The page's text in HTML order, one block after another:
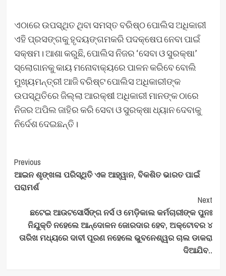
ଏଠାରେ ଉପସ୍ଥିତ ଥିବା ସମସ୍ତ ବରିଷ୍ଠ ପୋଲିସ ଅଧିକାରୀ
ଏହି ପ୍ରସଙ୍ଗକୁ ହୃଦୟଙ୍ଗମକରି ପଦକ୍ଷେପ ନେବା ପାଇଁ
ସକ୍ଷମ। ଆଶା କରୁଛି, ପୋଲିସ ନିଜର ‘ସେବା ଓ ସୁରକ୍ଷା’
ସ୍ଲୋଗାନକୁ କାୟ ମନୋବାକ୍ୟରେ ପାଳନ କରିବେ ବୋଲି
ମୁଖ୍ୟମନ୍ତ୍ରୀ ଆଜି ବରିଷ୍ଟ ପୋଲିସ ଅଧିକାରୀଙ୍କ
ଉପସ୍ଥିତିରେ ଜିଲ୍ଲା ଆରକ୍ଷୀ ଅଧିକାରୀ ମାନଙ୍କ ଠାରେ
ନିଜର ଅପିଲ ଜାହିର କରି ସେବା ଓ ସୁରକ୍ଷା ଧ୍ୟାନ ଦେବାକୁ
ନିର୍ଦେଶ ଦେଇଛନ୍ତି।
Post
Navigation
Previous
ଆଇନ ଶୃଙ୍ଖଳା ପରିସ୍ଥିତି ଏକ ଆହ୍ୱାନ, ବିକଶିତ ଭାରତ ପାଇଁ
ପରାମର୍ଶ
Next
ଛଟେଇ ଆଉଟସୋର୍ସିଙ୍ଗ ନର୍ସ ଓ ମେଡ଼ିକାଲ କର୍ମଚାରୀଙ୍କ ପୁନଃ
ନିଯୁକ୍ତି ନହେଲେ ଆନ୍ଦୋଳନ ଜୋରଦାର ହେବ, ଅକ୍ଟୋବର ୪
ତାରିଖ ମଧ୍ୟରେ ଦାବୀ ପୂରଣ ନହେଲେ ଭୁବନେଶ୍ୱର ଚାଲ ଡାକରା
ଦିଆଯିବ..